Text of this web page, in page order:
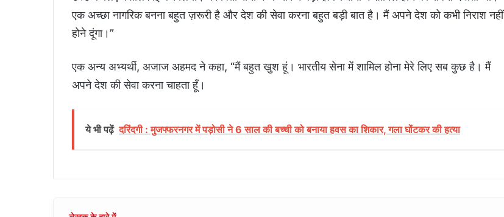
एक अच्छा नागरिक बनना बहुत ज़रूरी है और देश की सेवा करना बहुत बड़ी बात है। मैं अपने देश को कभी निराश नहीं
होने दूंगा।”
एक अन्य अभ्यर्थी, अजाज अहमद ने कहा, “मैं बहुत खुश हूं। भारतीय सेना में शामिल होना मेरे लिए सब कुछ है। मैं
अपने देश की सेवा करना चाहता हूँ।
ये भी पढ़ें दरिंदगी : मुजफ्फरनगर में पड़ोसी ने 6 साल की बच्ची को बनाया हवस का शिकार, गला घोंटकर की हत्या